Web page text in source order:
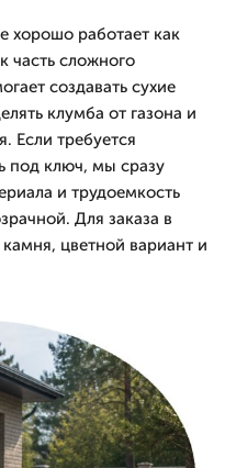
хорошо работает как
часть сложного
создавать сухие
клумба от газона и
Если требуется
под ключ, мы сразу
и трудоемкость
Для заказа в
цветной вариант и